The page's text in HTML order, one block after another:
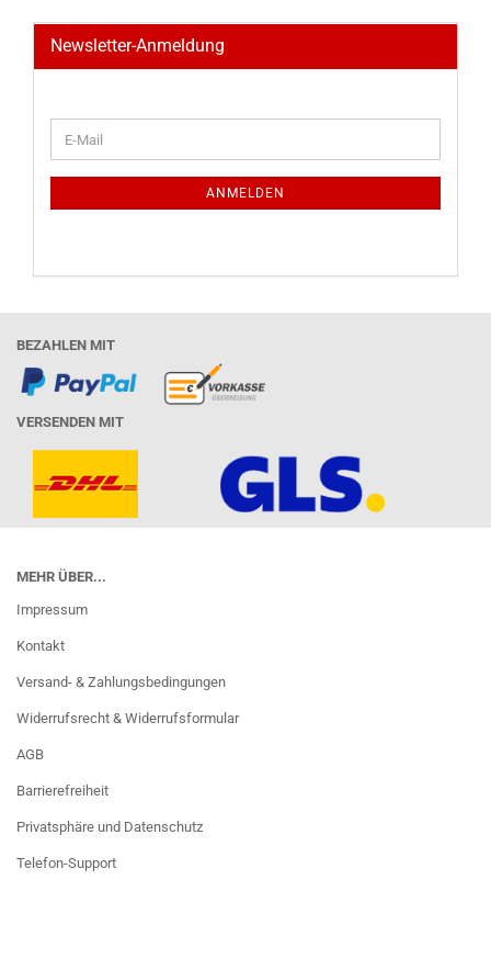
Newsletter-Anmeldung
ZUR
E-
Mail
ANMELDEN
BEZAHLEN MIT
VERSENDEN MIT
MEHR ÜBER...
Impressum
Kontakt
Versand- & Zahlungsbedingungen
Widerrufsrecht & Widerrufsformular
AGB
Barrierefreiheit
Privatsphäre und Datenschutz
Telefon-Support